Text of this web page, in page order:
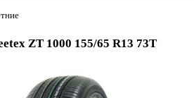
ZT 1000 155/65 R13 73T